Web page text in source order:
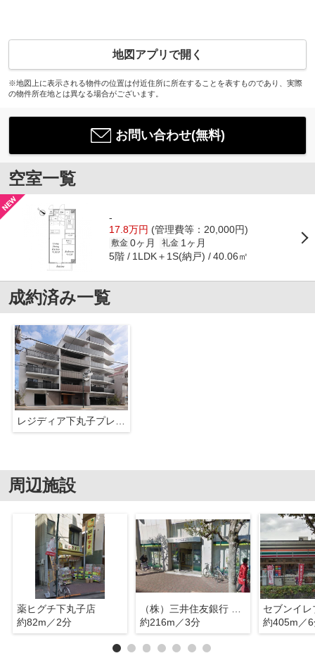
地図アプリで開く
※地図上に表示される物件の位置は付近住所に所在することを表すものであり、実際
の物件所在地とは異なる場合がございます。
お問い合わせ(無料)
空室一覧
-
17.8万円 (管理費等：20,000円)
敷金 0ヶ月 礼金 1ヶ月
5階 1LDK＋1S(納戸) 40.06㎡
成約済み一覧
周辺施設
薬ヒグチ下丸子店
約82m／2分
（株）三井住友銀行 下丸子支店
約216m／3分
約405m／